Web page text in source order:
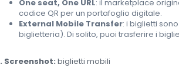
One seat, One URL: il marketplace
codice QR per un portafoglio digitale.
External Mobile Transfer: i biglietti
biglietteria). Di solito, puoi trasferire i
Screenshot: biglietti mobili